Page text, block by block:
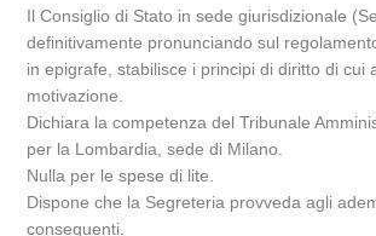
Il Consiglio di Stato in sede giurisdizionale
definitivamente pronunciando sul
in epigrafe, stabilisce i principi di diritto di cui
motivazione.
Dichiara la competenza del Tribunale
per la Lombardia, sede di Milano.
Nulla per le spese di lite.
Dispone che la Segreteria provveda agli
conseguenti.